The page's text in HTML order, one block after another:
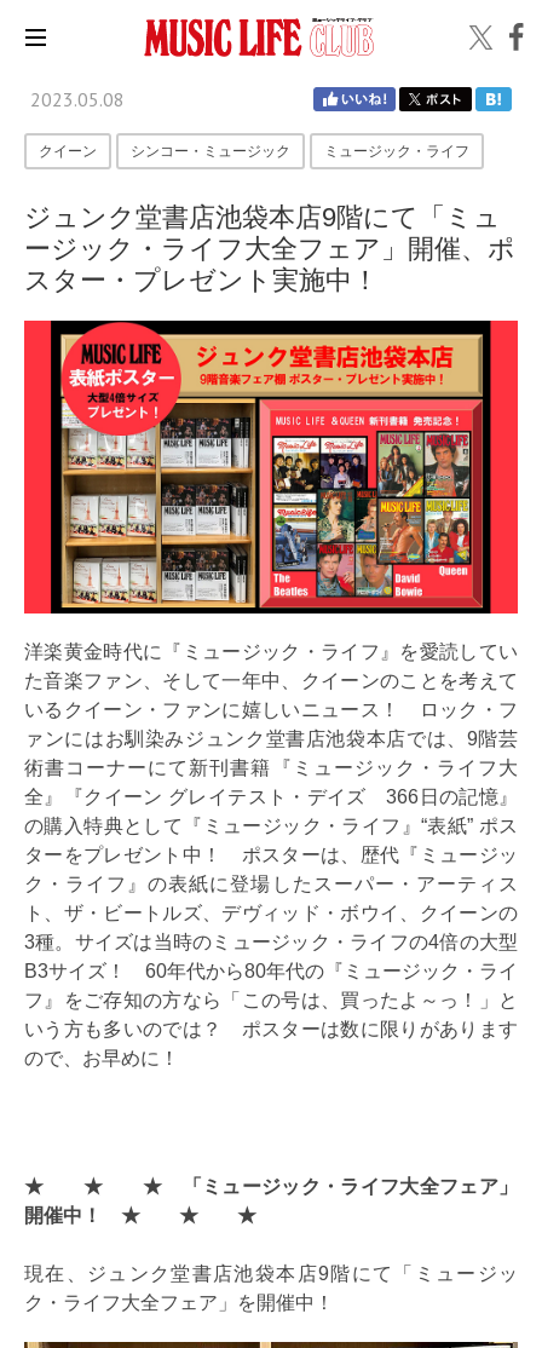
2023.05.08
クイーン シンコー・ミュージック ミュージック・ライフ
ジュンク堂書店池袋本店9階にて「ミュ
ージック・ライフ大全フェア」開催、ポ
スター・プレゼント実施中！
洋楽黄金時代に『ミュージック・ライフ』を愛読してい
た音楽ファン、そして一年中、クイーンのことを考えて
いるクイーン・ファンに嬉しいニュース！ ロック・フ
ァンにはお馴染みジュンク堂書店池袋本店では、9階芸
術書コーナーにて新刊書籍『ミュージック・ライフ大
全』『クイーン グレイテスト・デイズ 366日の記憶』
の購入特典として『ミュージック・ライフ』“表紙” ポス
ターをプレゼント中！ ポスターは、歴代『ミュージッ
ク・ライフ』の表紙に登場したスーパー・アーティス
ト、ザ・ビートルズ、デヴィッド・ボウイ、クイーンの
3種。サイズは当時のミュージック・ライフの4倍の大型
B3サイズ！ 60年代から80年代の『ミュージック・ライ
フ』をご存知の方なら「この号は、買ったよ～っ！」と
いう方も多いのでは？ ポスターは数に限りがあります
ので、お早めに！
★ ★ ★
「ミュージック・ライフ大全フェア」
開催中！ ★
★ ★
現在、ジュンク堂書店池袋本店9階にて「ミュージッ
ク・ライフ大全フェア」を開催中！